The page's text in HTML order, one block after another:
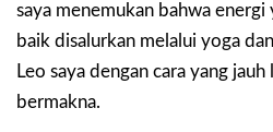
saya menemukan bahwa
baik disalurkan melalui yoga
Leo saya dengan cara yang
bermakna.